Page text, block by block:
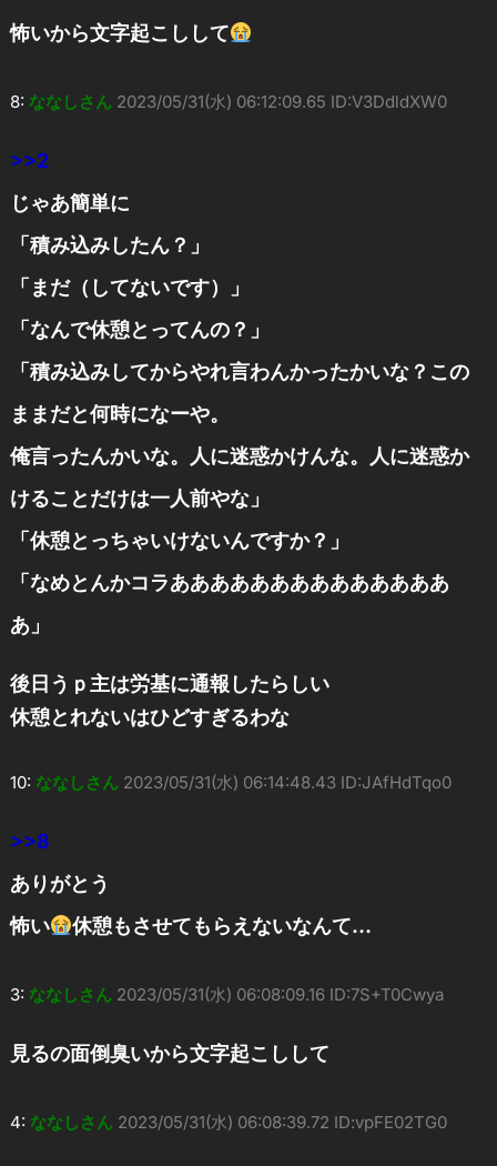
怖いから文字起こしして
8: ななしさん 2023/05/31(水) 06:12:09.65 ID:V3DdldXW0
>>2
じゃあ簡単に
「積み込みしたん？」
「まだ（してないです）」
「なんで休憩とってんの？」
「積み込みしてからやれ言わんかったかいな？この
ままだと何時になーや。
俺言ったんかいな。人に迷惑かけんな。人に迷惑か
けることだけは一人前やな」
「休憩とっちゃいけないんですか？」
「なめとんかコラああああああああああああああ
あ」
後日うｐ主は労基に通報したらしい
休憩とれないはひどすぎるわな
10: ななしさん 2023/05/31(水) 06:14:48.43 ID:JAfHdTqo0
>>8
ありがとう
怖い
休憩もさせてもらえないなんて…
3: ななしさん 2023/05/31(水) 06:08:09.16 ID:7S+T0Cwya
見るの面倒臭いから文字起こしして
4: ななしさん 2023/05/31(水) 06:08:39.72 ID:vpFE02TG0